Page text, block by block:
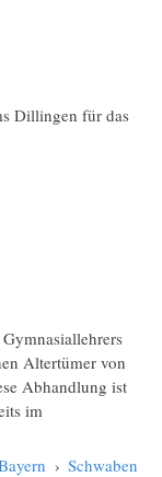
Dillingen für das
Altertümer von
Abhandlung ist
im
› Schwaben